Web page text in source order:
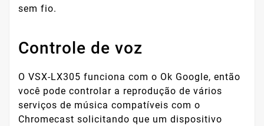
sem fio.
Controle de voz
O VSX-LX305 funciona com o Ok Google, então
você pode controlar a reprodução de vários
serviços de música compatíveis com o
Chromecast solicitando que um dispositivo